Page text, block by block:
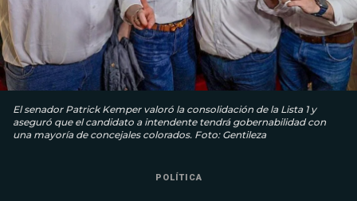
El senador Patrick Kemper valoró la consolidación de la Lista 1 y
aseguró que el candidato a intendente tendrá gobernabilidad con
una mayoría de concejales colorados. Foto: Gentileza
POLÍTICA